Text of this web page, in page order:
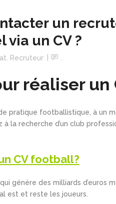
un
via un CV ?
Recruteur
réaliser
pratique footballistique, à un
la recherche d’un club
CV football?
génère des milliards d’euros
est et reste les joueurs.